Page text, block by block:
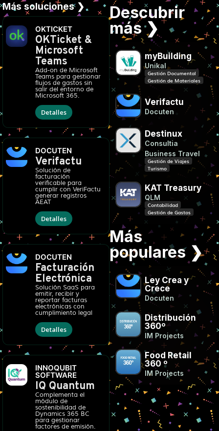
Más soluciones ❯
OKTICKET
OKTicket &
Microsoft
Teams
Add-on de Microsoft
Teams para gestionar
flujos de gastos sin
salir del entorno de
Microsoft 365.
Detalles
DOCUTEN
Verifactu
Solución de
facturación
verificable para
cumplir con VeriFactu
generar registros
AEAT
Detalles
DOCUTEN
Facturación
Electrónica
Solución SaaS para
emitir, recibir y
reportar facturas
electrónicas con
cumplimiento legal
Detalles
INNOQUBIT
SOFTWARE
IQ Quantum
Complementa el
módulo de
sostenibilidad de
Dynamics 365 BC
para gestionar
factores de emisión.
Descubrir
más ❯
myBuilding
Unikal
Gestión Documental
Gestión de Materiales
Verifactu
Docuten
Destinux
Consultia
Business Travel
Gestión de Viajes
Turismo
KAT Treasury
QLM
Contabilidad
Gestión de Gastos
Más
populares ❯
Ley Crea y
Crece
Docuten
Distribución
360º
IM Projects
Food Retail
360 º
IM Projects